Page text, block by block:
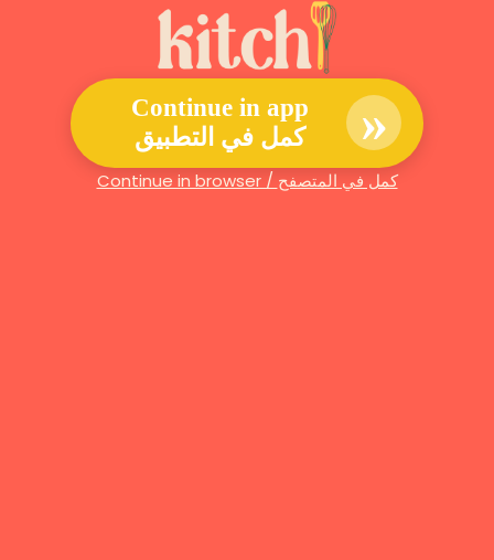
Continue in app
كمل في التطبيق
»
Continue in browser / كمل في المتصفح